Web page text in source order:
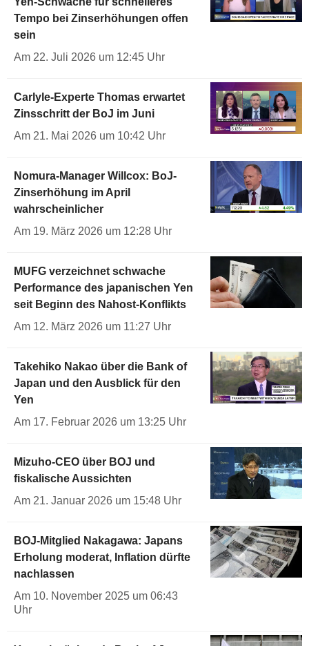
Tempo bei Zinserhöhungen offen
sein
Am 22. Juli 2026 um 12:45 Uhr
Carlyle-Experte Thomas erwartet
Zinsschritt der BoJ im Juni
Am 21. Mai 2026 um 10:42 Uhr
Nomura-Manager Willcox: BoJ-
Zinserhöhung im April
wahrscheinlicher
Am 19. März 2026 um 12:28 Uhr
MUFG verzeichnet schwache
Performance des japanischen Yen
seit Beginn des Nahost-Konflikts
Am 12. März 2026 um 11:27 Uhr
Takehiko Nakao über die Bank of
Japan und den Ausblick für den
Yen
Am 17. Februar 2026 um 13:25 Uhr
Mizuho-CEO über BOJ und
fiskalische Aussichten
Am 21. Januar 2026 um 15:48 Uhr
BOJ-Mitglied Nakagawa: Japans
Erholung moderat, Inflation dürfte
nachlassen
Am 10. November 2025 um 06:43
Uhr